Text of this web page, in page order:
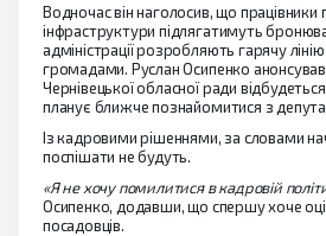
Водночас він наголосив, що працівники
інфраструктури підлягатимуть
адміністрації розробляють гарячу лінію
громадами. Руслан Осипенко
Чернівецької обласної ради відбудеться
планує ближче познайомитися з
Із кадровими рішеннями, за словами
поспішати не будуть.
«Я не хочу помилитися в кадровій
Осипенко, додавши, що спершу хоче
посадовців.